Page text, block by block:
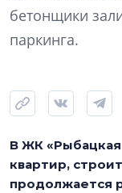
бетонщики
паркинга.
В ЖК «Рыбацкая
квартир,
продолжается